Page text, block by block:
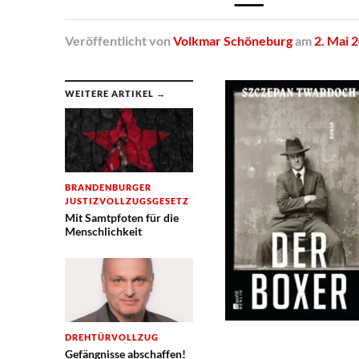
Veröffentlichtvon Volkmar Schöneburgam 2. Mai
WEITERE ARTIKEL →
BRANDENBURGER
JUSTIZVOLLZUGSGESETZ
Mit Samtpfoten für die
Menschlichkeit
DREHTÜRVOLLZUG
Gefängnisse abschaffen!